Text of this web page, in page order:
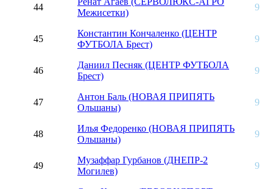
44
Межисетки)
9
45
Константин Кончаленко (ЦЕНТР
ФУТБОЛА Брест)
9
46
Даниил Песняк (ЦЕНТР ФУТБОЛА
Брест)
9
47
Антон Баль (НОВАЯ ПРИПЯТЬ
Ольшаны)
9
48
Илья Федоренко (НОВАЯ ПРИПЯТЬ
Ольшаны)
9
49
Музаффар Гурбанов (ДНЕПР-2
Могилев)
9